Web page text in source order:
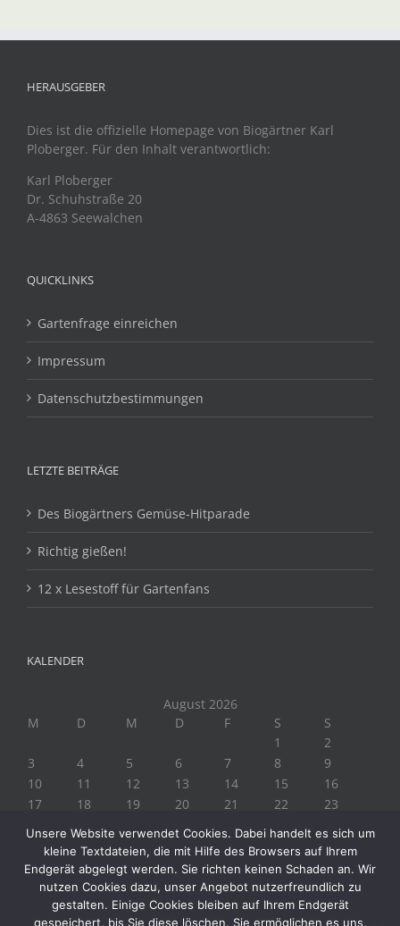
HERAUSGEBER
Dies ist die offizielle Homepage von Biogärtner Karl
Ploberger. Für den Inhalt verantwortlich:
Karl Ploberger
Dr. Schuhstraße 20
A-4863 Seewalchen
QUICKLINKS
Gartenfrage einreichen
Impressum
Datenschutzbestimmungen
LETZTE BEITRÄGE
Des Biogärtners Gemüse-Hitparade
Richtig gießen!
12 x Lesestoff für Gartenfans
KALENDER
August 2026
M
D M D F S
S
1
2
3
4 5 6 7 8
9
10
11 12 13 14 15
16
17
18 19 20 21 22
23
« Juli
Unsere Website verwendet Cookies. Dabei handelt es sich um
kleine Textdateien, die mit Hilfe des Browsers auf Ihrem
Endgerät abgelegt werden. Sie richten keinen Schaden an. Wir
nutzen Cookies dazu, unser Angebot nutzerfreundlich zu
gestalten. Einige Cookies bleiben auf Ihrem Endgerät
gespeichert, bis Sie diese löschen. Sie ermöglichen es uns,